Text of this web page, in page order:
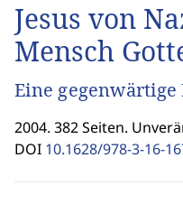
Jesus von
Mensch
Eine
2004. 382 Seiten.
DOI 10.1628/978-3-16-